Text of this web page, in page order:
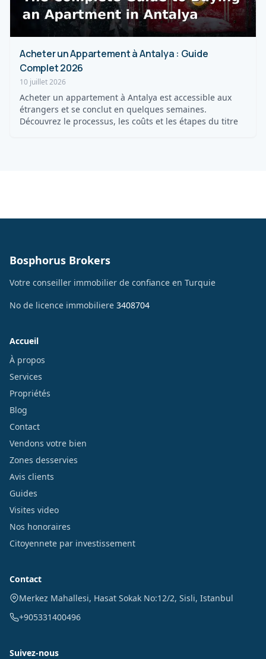
Acheter un Appartement à Antalya : Guide
Complet 2026
10 juillet 2026
Acheter un appartement à Antalya est accessible aux
étrangers et se conclut en quelques semaines.
Découvrez le processus, les coûts et les étapes du titre
Bosphorus Brokers
Votre conseiller immobilier de confiance en Turquie
No de licence immobiliere 3408704
Accueil
À propos
Services
Propriétés
Blog
Contact
Vendons votre bien
Zones desservies
Avis clients
Guides
Visites video
Nos honoraires
Citoyennete par investissement
Contact
Merkez Mahallesi, Hasat Sokak No:12/2, Sisli, Istanbul
+905331400496
Suivez-nous